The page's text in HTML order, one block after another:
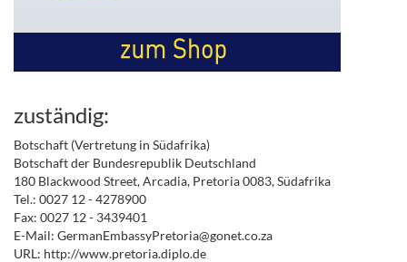
zuständig:
Botschaft (Vertretung in Südafrika)
Botschaft der Bundesrepublik Deutschland
180 Blackwood Street, Arcadia, Pretoria 0083, Südafrika
Tel.: 0027 12 - 4278900
Fax: 0027 12 - 3439401
E-Mail: GermanEmbassyPretoria@gonet.co.za
URL: http://www.pretoria.diplo.de